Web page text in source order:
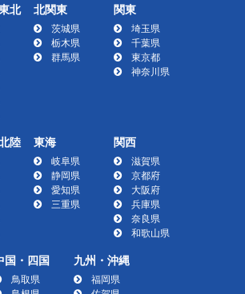
北 北関東
茨城県
栃木県
群馬県
関東
埼玉県
千葉県
東京都
神奈川県
陸 東海
岐阜県
静岡県
愛知県
三重県
関西
滋賀県
京都府
大阪府
兵庫県
奈良県
和歌山県
国・四国
鳥取県
九州・沖縄
福岡県